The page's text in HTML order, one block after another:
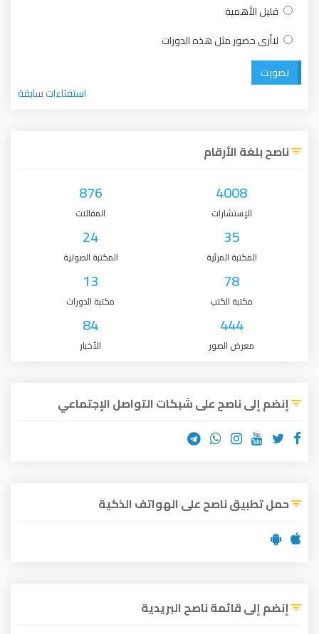
قليل الأهمية
لاأرى حضور مثل هذه الدورات
تصويت
استفتاءات سابقة
ناصح بلغة الأرقام
4008
الإستشارات
876
المقالات
35
المكتبة المرئية
24
المكتبة الصوتية
78
مكتبة الكتب
13
مكتبة الدورات
444
معرض الصور
84
الأخبار
إنضم إلى ناصح على شبكات التواصل الإجتماعي
حمل تطبيق ناصح على الهواتف الذكية
إنضم إلى قائمة ناصح البريدية